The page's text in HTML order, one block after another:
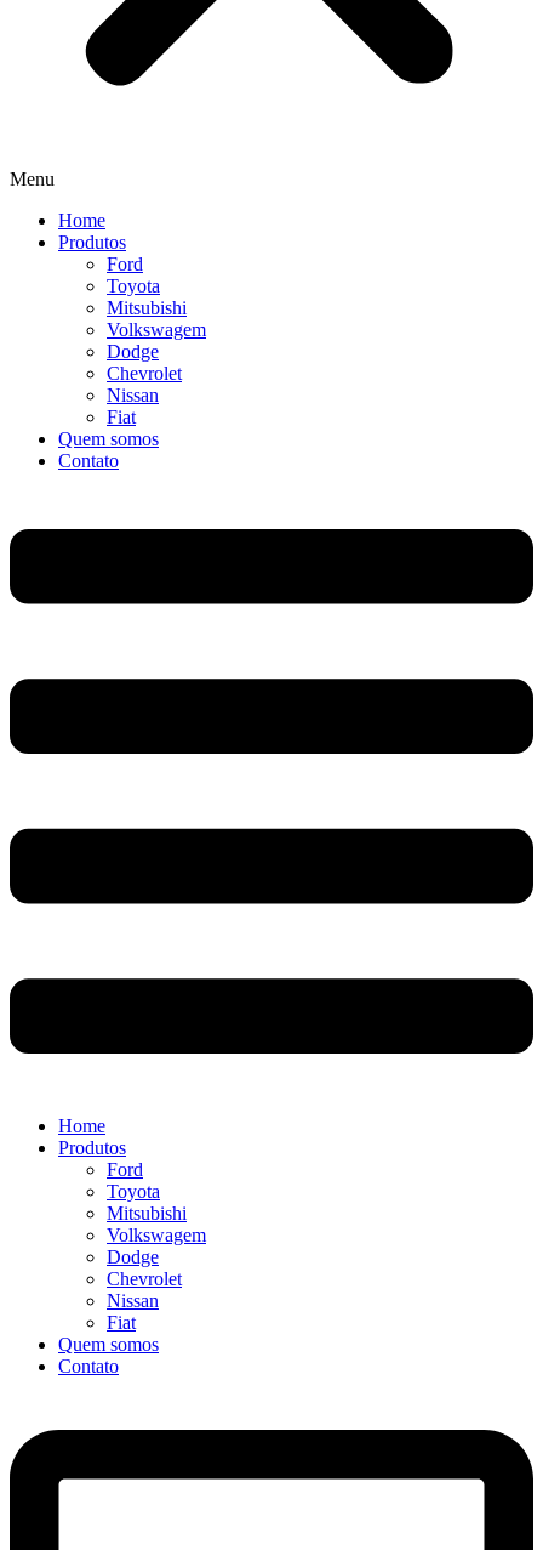
Menu
Home
Produtos
Ford
Toyota
Mitsubishi
Volkswagem
Dodge
Chevrolet
Nissan
Fiat
Quem somos
Contato
Home
Produtos
Ford
Toyota
Mitsubishi
Volkswagem
Dodge
Chevrolet
Nissan
Fiat
Quem somos
Contato